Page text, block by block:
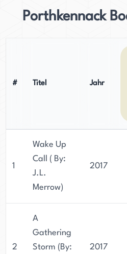
Porthkennack
# Titel Jahr
1
Wake Up
Call ( By:
J.L.
Merrow)
2017
2
A
Gathering
Storm (By:
2017